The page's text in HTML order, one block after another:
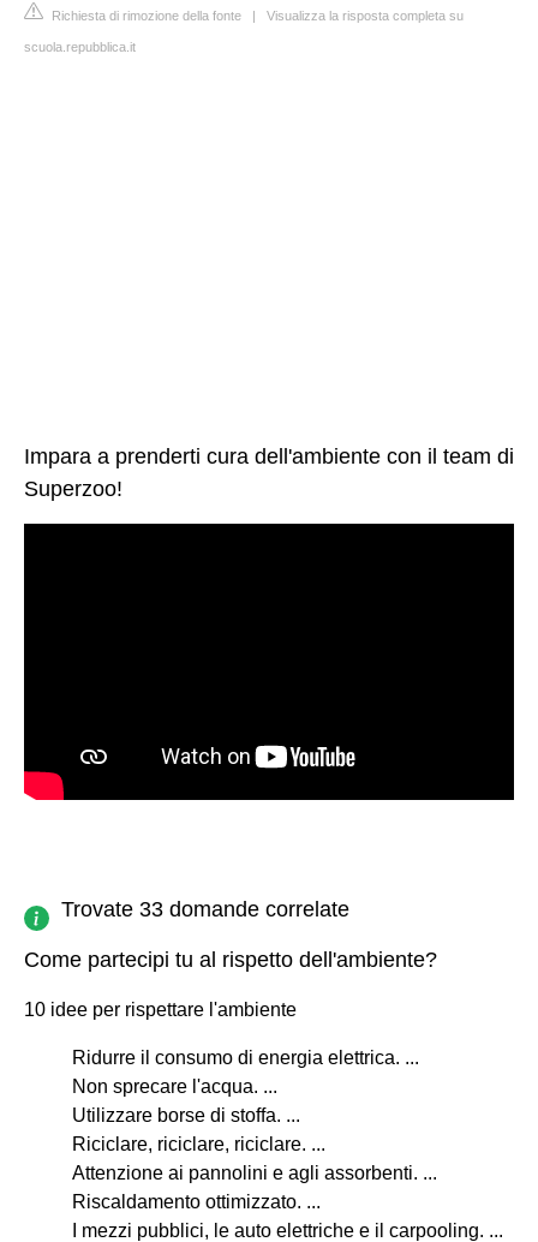
Richiesta di rimozione della fonte | Visualizza la risposta completa su
scuola.repubblica.it
Impara a prenderti cura dell'ambiente con il team di
Superzoo!
Trovate 33 domande correlate
Come partecipi tu al rispetto dell'ambiente?
10 idee per rispettare l'ambiente
Ridurre il consumo di energia elettrica. ...
Non sprecare l'acqua. ...
Utilizzare borse di stoffa. ...
Riciclare, riciclare, riciclare. ...
Attenzione ai pannolini e agli assorbenti. ...
Riscaldamento ottimizzato. ...
I mezzi pubblici, le auto elettriche e il carpooling. ...